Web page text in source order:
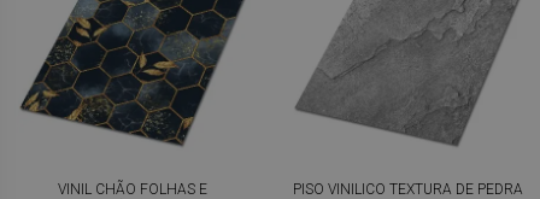
VINIL CHÃO FOLHAS E
PISO VINILICO TEXTURA DE PEDRA